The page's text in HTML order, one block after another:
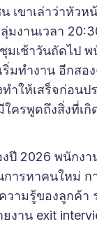
เขาเล่าว่าหัวห
มงานเวลา
มเช้าวันถัดไป พ
มทำงาน อีกสอ
ำให้เสร็จก่อนป
ครพูดถึงสิ่งที่เ
ปี 2026 พนักง
ารหาคนใหม่ ก
วามรู้ของลูกค้า
งาน exit